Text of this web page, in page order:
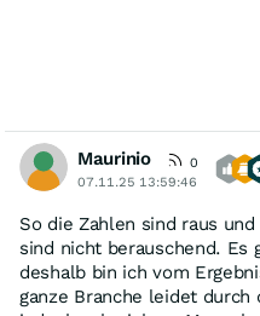
Maurinio
0
07.11.25 13:59:46
So die Zahlen sind raus
sind nicht berauschend. Es
deshalb bin ich vom
ganze Branche leidet